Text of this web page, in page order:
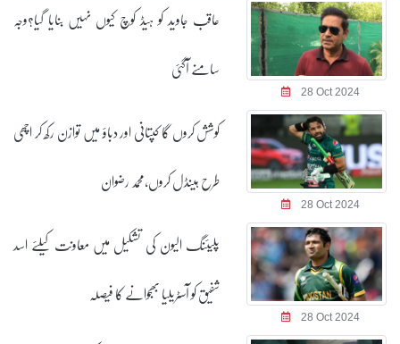
28 Oct 2024
عاقب جاوید کو ہیڈ کوچ کیوں نہیں بنایا گیا؟وجہ
سامنے آگئی
28 Oct 2024
کوشش کروں گا کپتانی اور دباؤ میں توازن رکھ کر اچھی
طرح ہینڈل کروں،محمد رضوان
28 Oct 2024
پلیئنگ الیون کی تشکیل میں معاونت کیلئے اسد
شفیق کو آسٹریلیا بھجوانے کا فیصلہ